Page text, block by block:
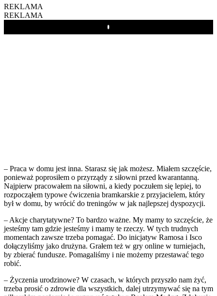
REKLAMA
REKLAMA
Play
– Praca w domu jest inna. Starasz się jak możesz. Miałem szczęście,
ponieważ poprosiłem o przyrządy z siłowni przed kwarantanną.
Najpierw pracowałem na siłowni, a kiedy poczułem się lepiej, to
rozpocząłem typowe ćwiczenia bramkarskie z przyjacielem, który
był w domu, by wrócić do treningów w jak najlepszej dyspozycji.
– Akcje charytatywne? To bardzo ważne. My mamy to szczęście, że
jesteśmy tam gdzie jesteśmy i mamy te rzeczy. W tych trudnych
momentach zawsze trzeba pomagać. Do inicjatyw Ramosa i Isco
dołączyliśmy jako drużyna. Grałem też w gry online w turniejach,
by zbierać fundusze. Pomagaliśmy i nie możemy przestawać tego
robić.
– Życzenia urodzinowe? W czasach, w których przyszło nam żyć,
trzeba prosić o zdrowie dla wszystkich, dalej utrzymywać się na tym